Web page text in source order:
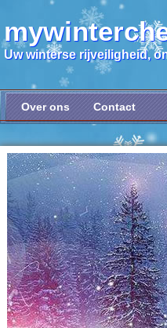
Uw winterse rijveiligheid,
Over ons Contact